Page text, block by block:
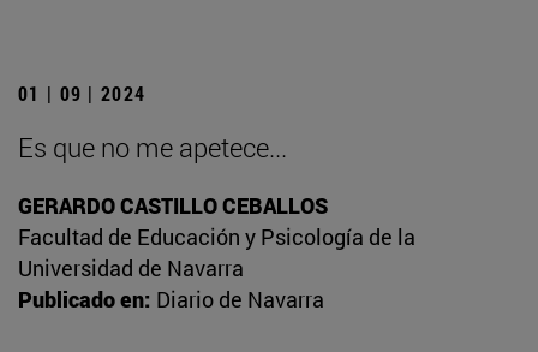
01 | 09 | 2024
Es que no me apetece...
GERARDO CASTILLO CEBALLOS
Facultad de Educación y Psicología de la
Universidad de Navarra
Publicado en: Diario de Navarra